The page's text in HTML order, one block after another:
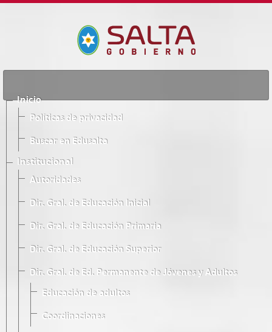
Inicio
Políticas de privacidad
Buscar en Edusalta
Institucional
Autoridades
Dir. Gral. de Educación Inicial
Dir. Gral. de Educación Primaria
Dir. Gral. de Educación Superior
Dir. Gral. de Ed. Permanente de Jóvenes y Adultos
Educación de adultos
Coordinaciones